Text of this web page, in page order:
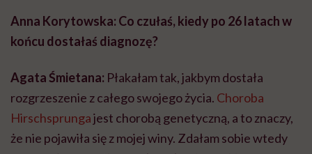
jestem nerwusem, prawdopodobnie się głodzę lub nie
piję wystarczająco albo że to wszystko głowa!
Nie było diety, której bym nie spróbowała. Przez 26 lat
myślałam, że mój stan zdrowia jest moją winą, że
czegoś nie robiłam albo robiłam za dużo. Diagnoza
pokazała, że taka się urodziłam. To nie była moja wina!